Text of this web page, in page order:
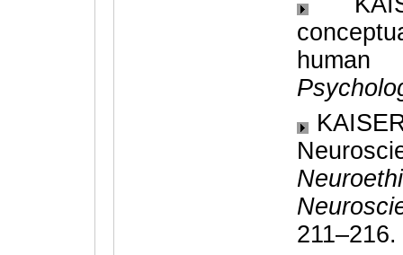
human
211–216.